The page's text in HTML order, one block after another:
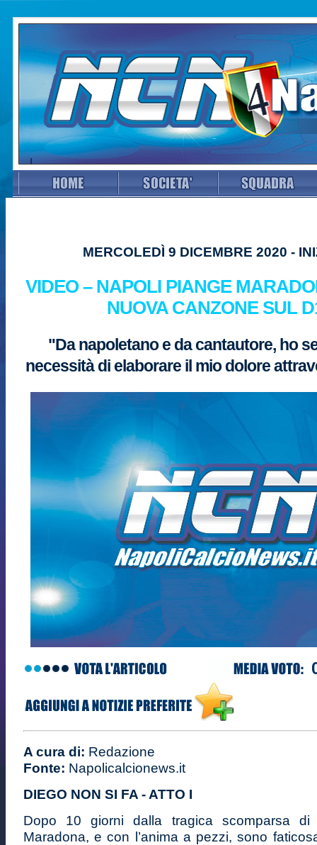
MERCOLEDÌ 9 DICEMBRE 2020 -
VIDEO – NAPOLI PIANGE
NUOVA CANZONE SUL
"Da napoletano e da cantautore, ho
necessità di elaborare il mio dolore
A cura di: Redazione
Fonte: Napolicalcionews.it
DIEGO NON SI FA - ATTO I
Dopo 10 giorni dalla tragica scomparsa di
Maradona, e con l’anima a pezzi, sono